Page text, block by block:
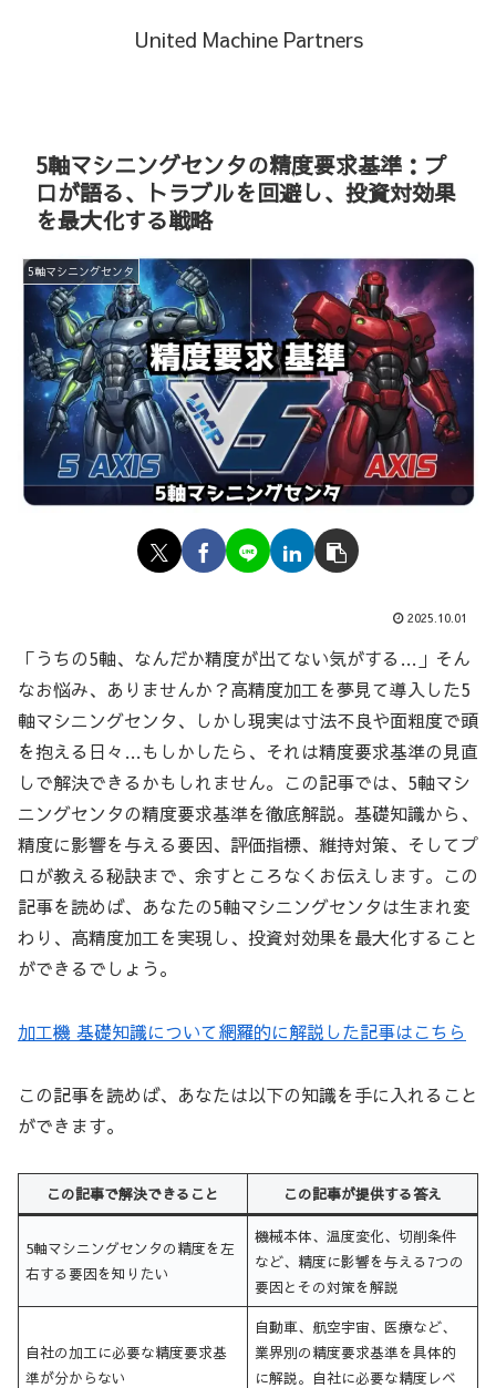
United Machine Partners
5軸マシニングセンタの精度要求基準：プ
ロが語る、トラブルを回避し、投資対効果
を最大化する戦略
5軸マシニングセンタ
2025.10.01
「うちの5軸、なんだか精度が出てない気がする…」そん
なお悩み、ありませんか？高精度加工を夢見て導入した5
軸マシニングセンタ、しかし現実は寸法不良や面粗度で頭
を抱える日々…もしかしたら、それは精度要求基準の見直
しで解決できるかもしれません。この記事では、5軸マシ
ニングセンタの精度要求基準を徹底解説。基礎知識から、
精度に影響を与える要因、評価指標、維持対策、そしてプ
ロが教える秘訣まで、余すところなくお伝えします。この
記事を読めば、あなたの5軸マシニングセンタは生まれ変
わり、高精度加工を実現し、投資対効果を最大化すること
ができるでしょう。
加工機 基礎知識について網羅的に解説した記事はこちら
この記事を読めば、あなたは以下の知識を手に入れること
ができます。
この記事で解決できること この記事が提供する答え
5軸マシニングセンタの精度を左
右する要因を知りたい
機械本体、温度変化、切削条件
など、精度に影響を与える7つの
要因とその対策を解説
自社の加工に必要な精度要求基
準が分からない
自動車、航空宇宙、医療など、
業界別の精度要求基準を具体的
に解説。自社に必要な精度レベ